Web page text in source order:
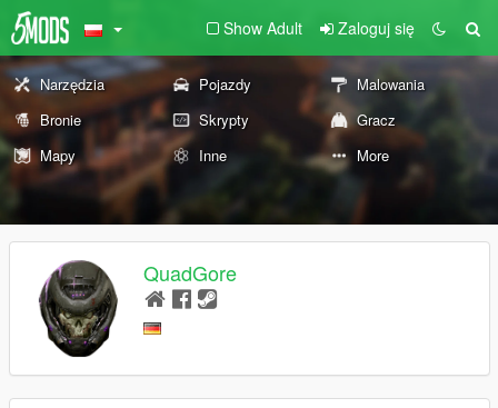
Show Adult Zaloguj się
Narzędzia Pojazdy
Malowania
Bronie
Skrypty
Gracz
Mapy
Inne More
QuadGore